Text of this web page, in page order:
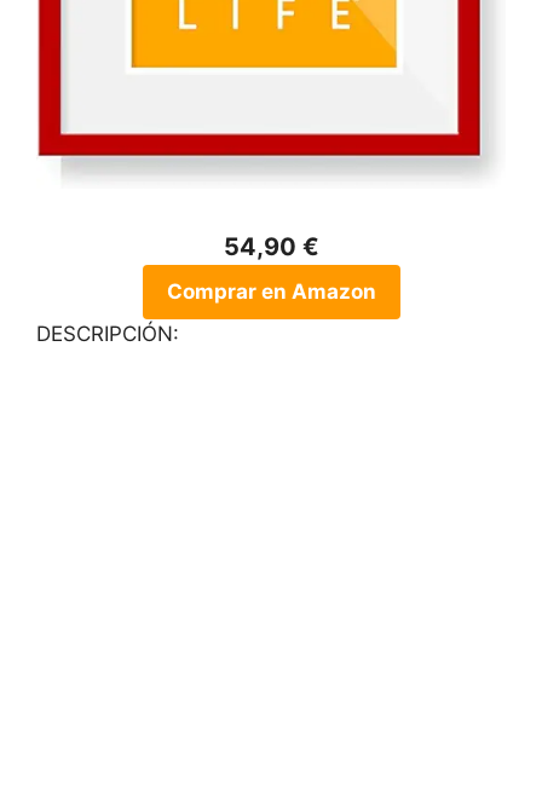
54,90 €
Comprar en Amazon
DESCRIPCIÓN: